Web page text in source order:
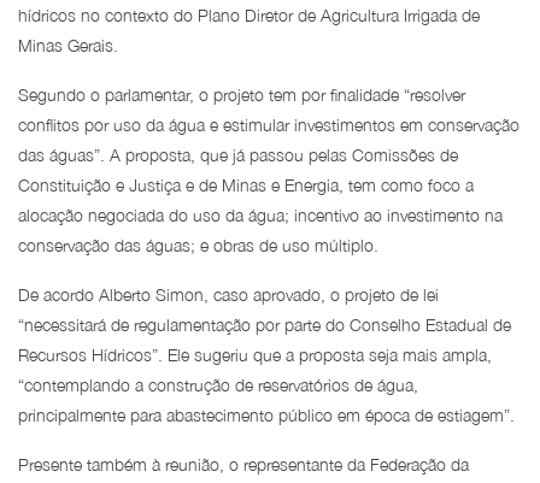
hídricos no contexto do Plano Diretor de Agricultura Irrigada de
Minas Gerais.
Segundo o parlamentar, o projeto tem por finalidade “resolver
conflitos por uso da água e estimular investimentos em conservação
das águas”. A proposta, que já passou pelas Comissões de
Constituição e Justiça e de Minas e Energia, tem como foco a
alocação negociada do uso da água; incentivo ao investimento na
conservação das águas; e obras de uso múltiplo.
De acordo Alberto Simon, caso aprovado, o projeto de lei
“necessitará de regulamentação por parte do Conselho Estadual de
Recursos Hídricos”. Ele sugeriu que a proposta seja mais ampla,
“contemplando a construção de reservatórios de água,
principalmente para abastecimento público em época de estiagem”.
Presente também à reunião, o representante da Federação da